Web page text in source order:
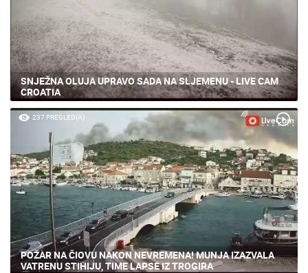
SNJEŽNA OLUJA UPRAVO SADA NA SLJEMENU - LIVE CAM
CROATIA
237 PREGLED(A)
POŽAR NA ČIOVU NAKON NEVREMENA! MUNJA IZAZVALA
VATRENU STIHIJU, TIME LAPSE IZ TROGIRA